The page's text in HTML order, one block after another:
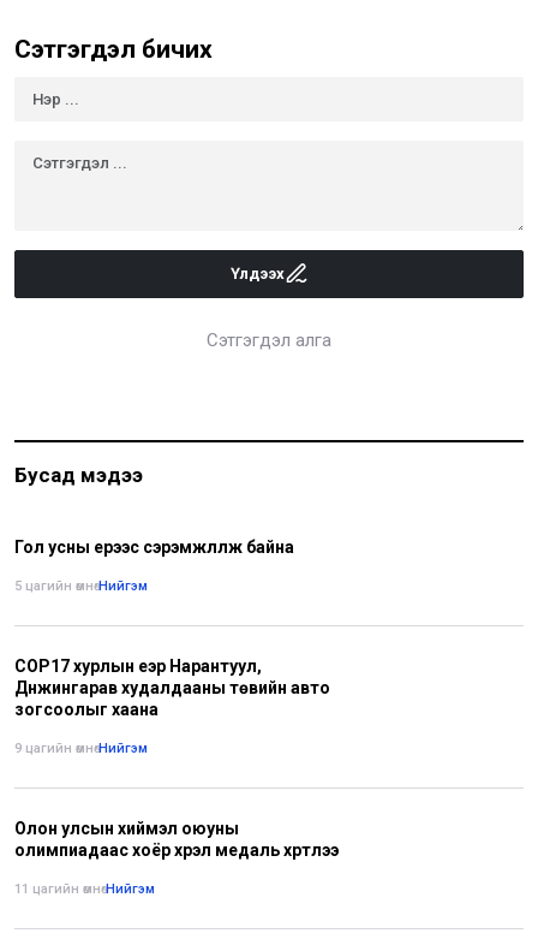
Сэтгэгдэл бичих
Үлдээх
Сэтгэгдэл алга
Бусад мэдээ
Гол усны үерээс сэрэмжлүүлж байна
5 цагийн өмнө•Нийгэм
COP17 хурлын үеэр Нарантуул,
Дүнжингарав худалдааны төвийн авто
зогсоолыг хаана
9 цагийн өмнө•Нийгэм
Олон улсын хиймэл оюуны
олимпиадаас хоёр хүрэл медаль хүртлээ
11 цагийн өмнө•Нийгэм